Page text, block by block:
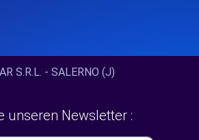
S.R.L. - SALERNO (J)
unseren Newsletter :